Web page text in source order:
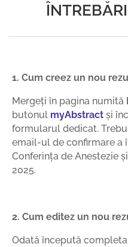
1. Cum creez un nou
Mergeți în pagina numită
butonul myAbstract și
formularul dedicat.
email-ul de confirmare a
Conferința de Anestezie
2025.
2. Cum editez un nou
Odată începută